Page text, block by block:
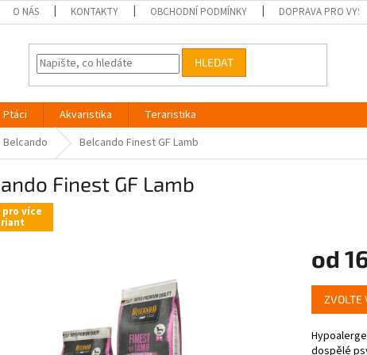
O NÁS KONTAKTY OBCHODNÍ PODMÍNKY DOPRAVA PRO
HLEDAT
Ptáci Akvaristika
Teraristika
Belcando Belcando Finest GF Lamb
Finest GF Lamb
více
od
Měrná
cena:
ZVOLTE
dospělé